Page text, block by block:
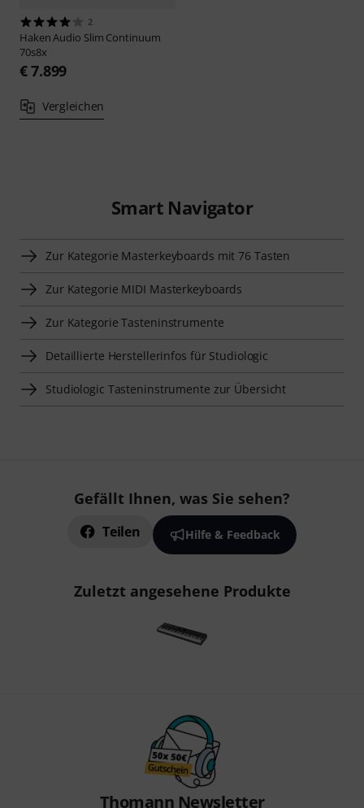
2
Haken Audio Slim Continuum
70s8x
€ 7.899
Vergleichen
Smart Navigator
Zur Kategorie Masterkeyboards mit 76 Tasten
Zur Kategorie MIDI Masterkeyboards
Zur Kategorie Tasteninstrumente
Detaillierte Herstellerinfos für Studiologic
Studiologic Tasteninstrumente zur Übersicht
Gefällt Ihnen, was Sie sehen?
Teilen Hilfe & Feedback
Zuletzt angesehene Produkte
Thomann Newsletter